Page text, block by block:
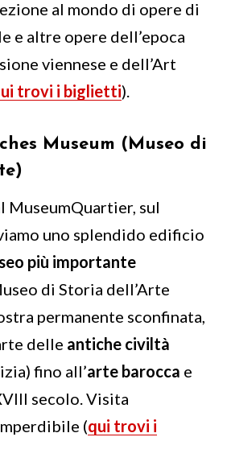
al mondo di opere di
e altre opere dell’epoca
viennese e dell’Art
trovi i biglietti).
Museum (Museo di
MuseumQuartier, sul
uno splendido edificio
più importante
di Storia dell’Arte
permanente sconfinata,
delle antiche civiltà
fino all’arte barocca e
secolo. Visita
(qui trovi i